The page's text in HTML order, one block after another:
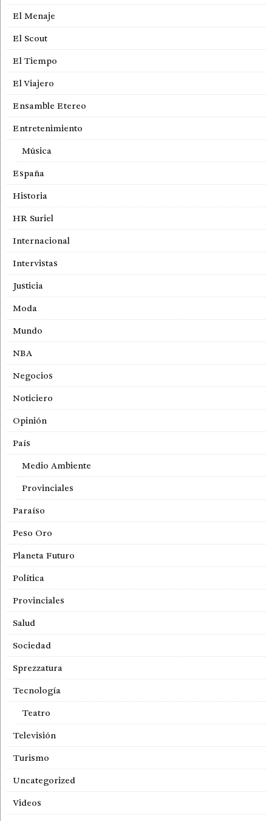
El Menaje
El Scout
El Tiempo
El Viajero
Ensamble Etereo
Entretenimiento
Música
España
Historia
HR Suriel
Internacional
Intervistas
Justicia
Moda
Mundo
NBA
Negocios
Noticiero
Opinión
País
Medio Ambiente
Provinciales
Paraíso
Peso Oro
Planeta Futuro
Política
Provinciales
Salud
Sociedad
Sprezzatura
Tecnología
Teatro
Televisión
Turismo
Uncategorized
Videos